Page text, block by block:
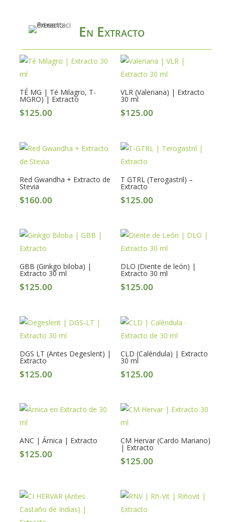
En Extracto
TÉ MG | Té Milagro, T-
MGRO) | Extracto
$125.00
VLR (Valeriana) | Extracto
30 ml
$125.00
Red Gwandha + Extracto de
Stevia
$160.00
T GTRL (Terogastril) –
Extracto
$125.00
GBB (Ginkgo biloba) |
Extracto 30 ml
$125.00
DLO (Diente de león) |
Extracto 30 ml
$125.00
DGS LT (Antes Degeslent) |
Extracto
$125.00
CLD (Caléndula) | Extracto
30 ml
$125.00
ANC | Árnica | Extracto
$125.00
CM Hervar (Cardo Mariano)
| Extracto
$125.00